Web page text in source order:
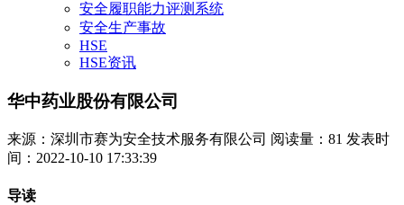
安全履职能力评测系统
安全生产事故
HSE
HSE资讯
华中药业股份有限公司
来源：深圳市赛为安全技术服务有限公司 阅读量：81 发表时
间：2022-10-10 17:33:39
导读